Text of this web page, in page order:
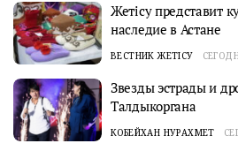
Жетісу представит
наследие в Астане
ВЕСТНИК ЖЕТІСУ
Звезды эстрады и
Талдыкоргана
КОБЕЙХАН НУРАХМЕТ